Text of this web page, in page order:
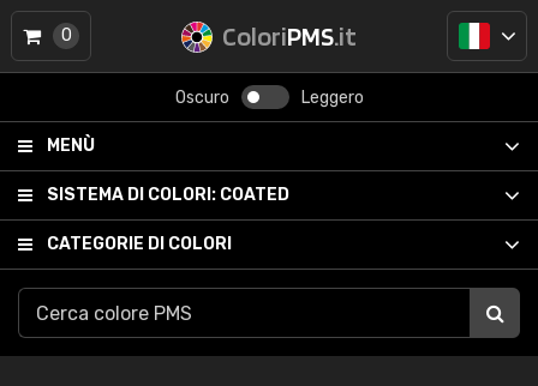
ColoriPMS.it
Oscuro Leggero
MENÙ
SISTEMA DI COLORI: COATED
CATEGORIE DI COLORI
0